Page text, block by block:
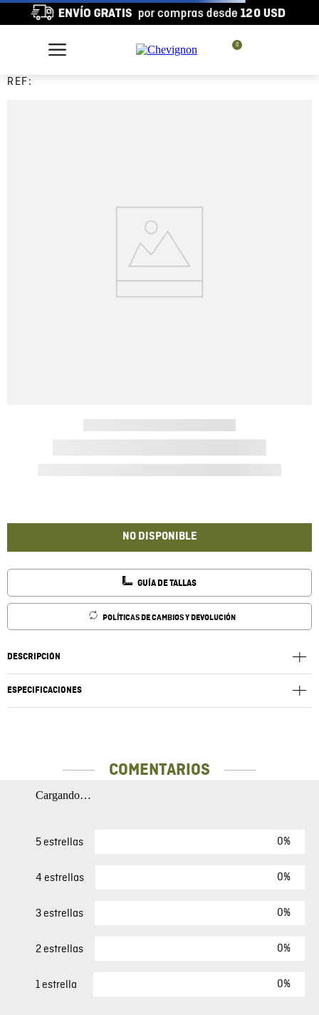
0
REF:
NO DISPONIBLE
GUÍA DE TALLAS
POLÍTICAS DE CAMBIOS Y DEVOLUCIÓN
DESCRIPCIÓN
ESPECIFICACIONES
COMENTARIOS
Cargando…
5 estrellas 0%
4 estrellas 0%
3 estrellas 0%
2 estrellas 0%
1 estrella 0%